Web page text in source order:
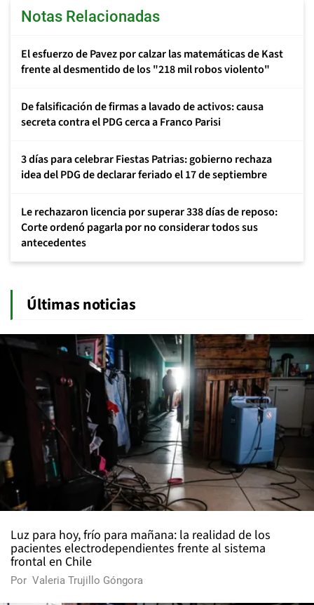
Notas Relacionadas
El esfuerzo de Pavez por calzar las matemáticas de Kast
frente al desmentido de los "218 mil robos violento"
De falsificación de firmas a lavado de activos: causa
secreta contra el PDG cerca a Franco Parisi
3 días para celebrar Fiestas Patrias: gobierno rechaza
idea del PDG de declarar feriado el 17 de septiembre
Le rechazaron licencia por superar 338 días de reposo:
Corte ordenó pagarla por no considerar todos sus
antecedentes
Últimas noticias
Luz para hoy, frío para mañana: la realidad de los
pacientes electrodependientes frente al sistema
frontal en Chile
Por Valeria Trujillo Góngora